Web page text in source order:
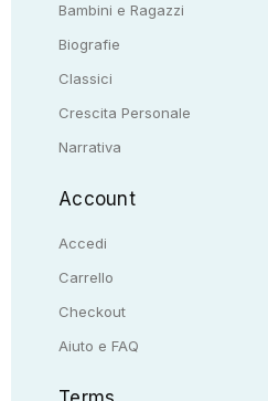
Bambini e Ragazzi
Biografie
Classici
Crescita Personale
Narrativa
Account
Accedi
Carrello
Checkout
Aiuto e FAQ